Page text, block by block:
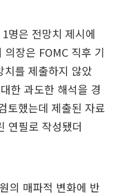
명은 전망치 제시에
장은 FOMC 직후 기
를 제출하지 않았
한 과도한 해석을 경
토했는데 제출된 자료
연필로 작성됐더
의 매파적 변화에 반